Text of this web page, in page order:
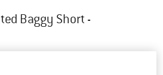
Baggy Short -